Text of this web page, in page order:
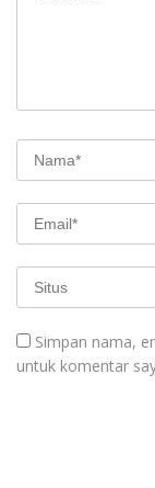
Simpan nama,
untuk komentar